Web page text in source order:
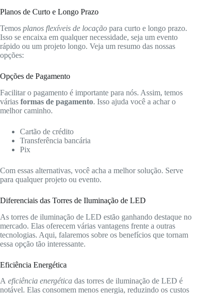
Planos de Curto e Longo Prazo
Temos planos flexíveis de locação para curto e longo prazo.
Isso se encaixa em qualquer necessidade, seja um evento
rápido ou um projeto longo. Veja um resumo das nossas
opções:
Opções de Pagamento
Facilitar o pagamento é importante para nós. Assim, temos
várias formas de pagamento. Isso ajuda você a achar o
melhor caminho.
Cartão de crédito
Transferência bancária
Pix
Com essas alternativas, você acha a melhor solução. Serve
para qualquer projeto ou evento.
Diferenciais das Torres de Iluminação de LED
As torres de iluminação de LED estão ganhando destaque no
mercado. Elas oferecem várias vantagens frente a outras
tecnologias. Aqui, falaremos sobre os benefícios que tornam
essa opção tão interessante.
Eficiência Energética
A eficiência energética das torres de iluminação de LED é
notável. Elas consomem menos energia, reduzindo os custos